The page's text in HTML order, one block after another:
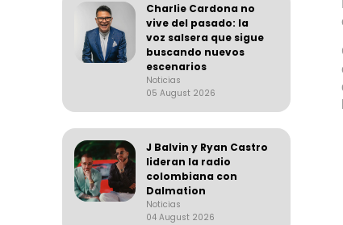
Charlie Cardona no
vive del pasado: la
voz salsera que sigue
buscando nuevos
escenarios
Noticias
05 August 2026
J Balvin y Ryan Castro
lideran la radio
colombiana con
Dalmation
Noticias
04 August 2026